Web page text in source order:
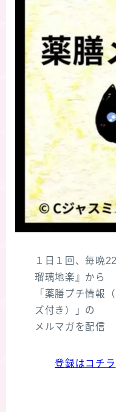
１日１回、毎晩
瑠璃地楽』から
「薬膳プチ情報
ズ付き）」の
メルマガを配信
登録はコチラ